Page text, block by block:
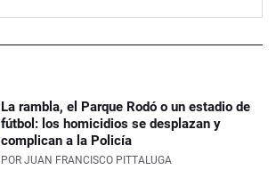
La rambla, el Parque Rodó o un estadio de
fútbol: los homicidios se desplazan y
complican a la Policía
POR JUAN FRANCISCO PITTALUGA